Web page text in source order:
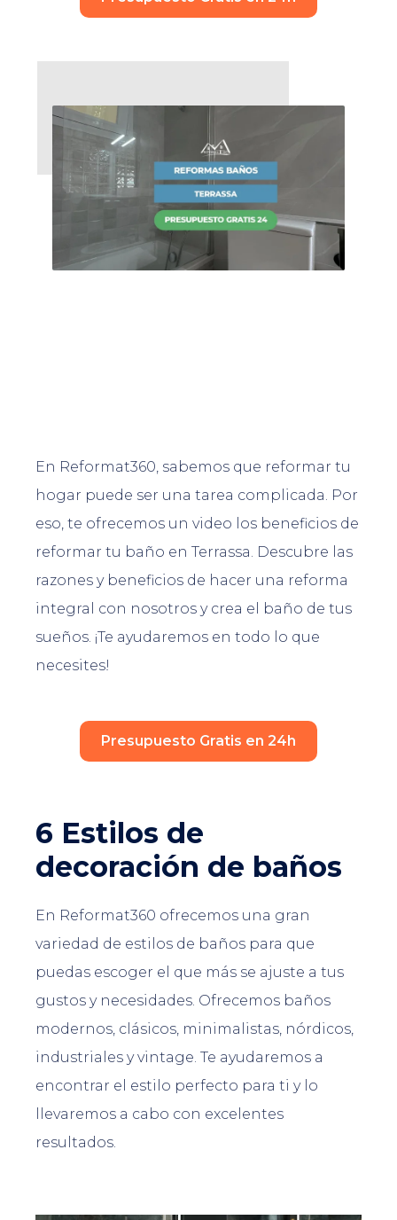
En Reformat360, sabemos que reformar tu
hogar puede ser una tarea complicada. Por
eso, te ofrecemos un video los beneficios de
reformar tu baño en Terrassa. Descubre las
razones y beneficios de hacer una reforma
integral con nosotros y crea el baño de tus
sueños. ¡Te ayudaremos en todo lo que
necesites!
Presupuesto Gratis en 24h
6 Estilos de
decoración de baños
En Reformat360 ofrecemos una gran
variedad de estilos de baños para que
puedas escoger el que más se ajuste a tus
gustos y necesidades. Ofrecemos baños
modernos, clásicos, minimalistas, nórdicos,
industriales y vintage. Te ayudaremos a
encontrar el estilo perfecto para ti y lo
llevaremos a cabo con excelentes
resultados.